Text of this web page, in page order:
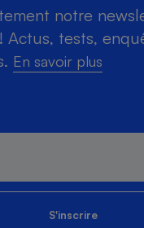
notre
Actus, tests,
En savoir plus
S'inscrire